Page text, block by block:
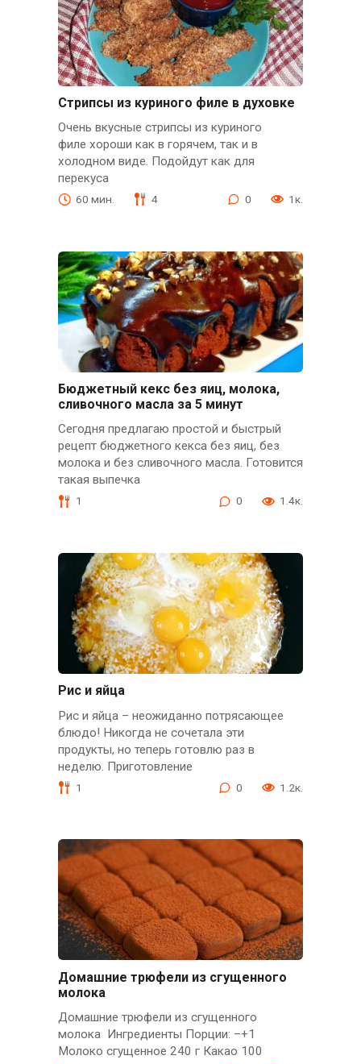
Стрипсы из куриного филе в духовке
Очень вкусные стрипсы из куриного
филе хороши как в горячем, так и в
холодном виде. Подойдут как для
перекуса
60 мин. 4 0 1к.
Бюджетный кекс без яиц, молока,
сливочного масла за 5 минут
Сегодня предлагаю простой и быстрый
рецепт бюджетного кекса без яиц, без
молока и без сливочного масла. Готовится
такая выпечка
1 0 1.4к.
Рис и яйца
Рис и яйца – неожиданно потрясающее
блюдо! Никогда не сочетала эти
продукты, но теперь готовлю раз в
неделю. Приготовление
1 0 1.2к.
Домашние трюфели из сгущенного
молока
Домашние трюфели из сгущенного
молока Ингредиенты Порции: –+1
Молоко сгущенное 240 г Какао 100